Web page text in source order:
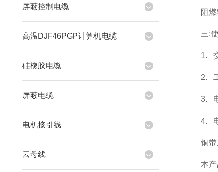
屏蔽控制电缆
高温DJF46PGP计算机电缆
硅橡胶电缆
屏蔽电缆
电机接引线
云母线
阻燃特
三:使
1. 交
2. 工
3. 电
4. 电缆
铜带屏
本产品